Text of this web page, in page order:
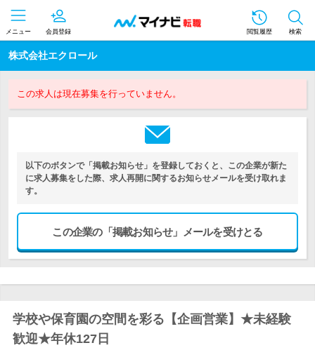
メニュー 会員登録 閲覧履歴 検索
株式会社エクロール
この求人は現在募集を行っていません。
以下のボタンで「掲載お知らせ」を登録しておくと、この企業が新た
に求人募集をした際、求人再開に関するお知らせメールを受け取れま
す。
この企業の「掲載お知らせ」メールを受けとる
学校や保育園の空間を彩る【企画営業】★未経験
歓迎★年休127日